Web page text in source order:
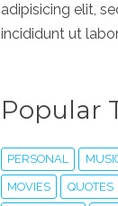
adipisicing elit,
incididunt ut
Popular
PERSONAL
MOVIES QUOTES